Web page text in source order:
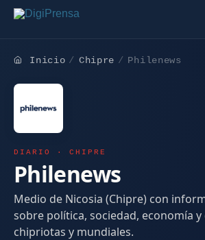
Inicio Chipre Philenews
DIARIO · CHIPRE
Philenews
Medio de Nicosia (Chipre) con
sobre política, sociedad, economía
chipriotas y mundiales.